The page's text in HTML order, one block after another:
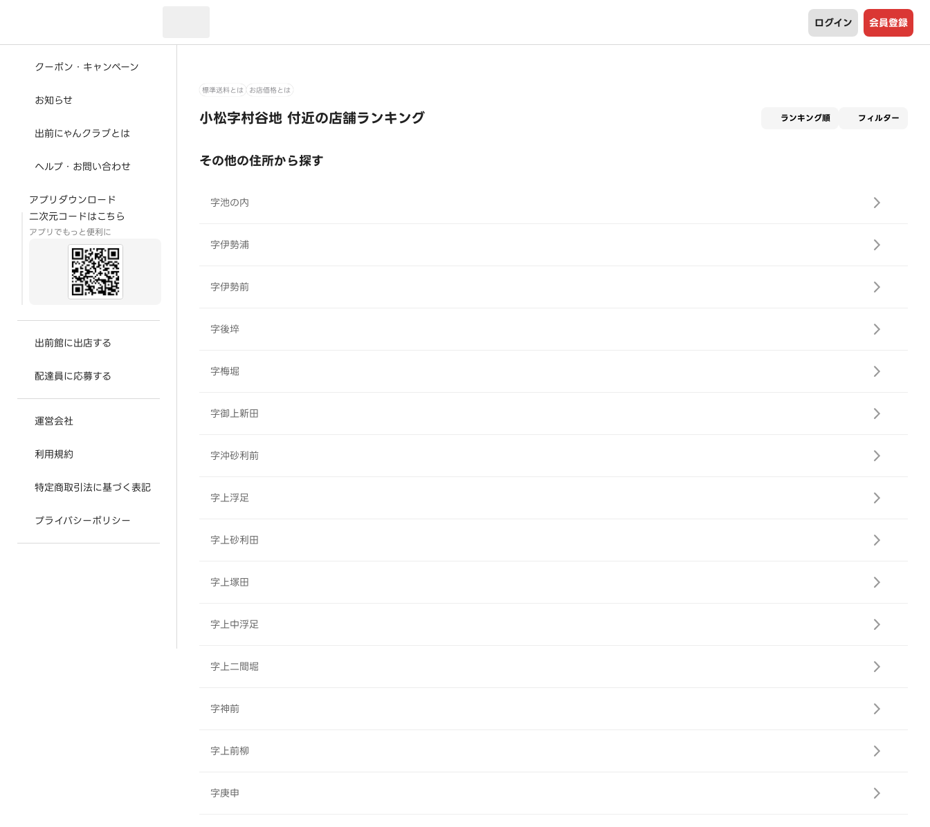
ログイン 会員登録
クーポン・キャンペーン
お知らせ
出前にゃんクラブとは
ヘルプ・お問い合わせ
アプリダウンロード
二次元コードはこちら
アプリでもっと便利に
出前館に出店する
配達員に応募する
運営会社
利用規約
特定商取引法に基づく表記
プライバシーポリシー
標準送料とは お店価格とは
小松字村谷地 付近の店舗ランキング ランキング順 フィルター
その他の住所から探す
字池の内
字伊勢浦
字伊勢前
字後埣
字梅堀
字御上新田
字沖砂利前
字上浮足
字上砂利田
字上塚田
字上中浮足
字上二間堀
字神前
字上前柳
字庚申